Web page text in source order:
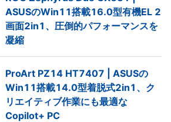
ASUSのWin11搭載16.0型有機EL 2
画面2in1、圧倒的パフォーマンスを
凝縮
ProArt PZ14 HT7407 | ASUSの
Win11搭載14.0型着脱式2in1、ク
リエイティブ作業にも最適な
Copilot+ PC